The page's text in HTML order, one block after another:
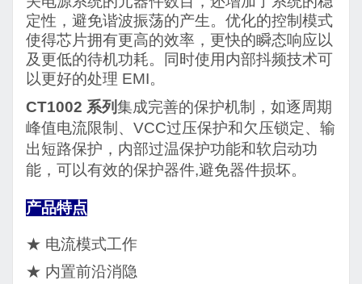
定性，避免谐波振荡的产生。优化的控制模式
使得芯片拥有更高的效率，更快的瞬态响应以
及更低的待机功耗。同时使用内部抖频技术可
以更好的处理 EMI。
CT1002 系列集成完善的保护机制，如逐周期
峰值电流限制、 VCC过压保护和欠压锁定、输
出短路保护，内部过温保护功能和软启动功
能，可以有效的保护器件,避免器件损坏。
产品特点
★ 电流模式工作
★ 内置前沿消隐